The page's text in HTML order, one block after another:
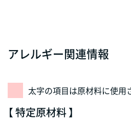
アレルギー関連情報
太字の項目は原材料に使用
【 特定原材料 】